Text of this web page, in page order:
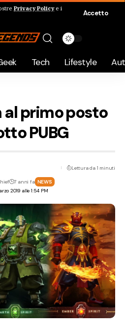
Privacy Policye i
Accetto
Tech Lifestyle
al primo posto
PUBG
2019 alle 1:54 PM
7 anni fa NEWS
Lettura da 1 minuti